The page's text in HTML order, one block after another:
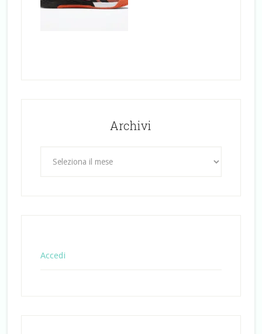
Archivi
Accedi